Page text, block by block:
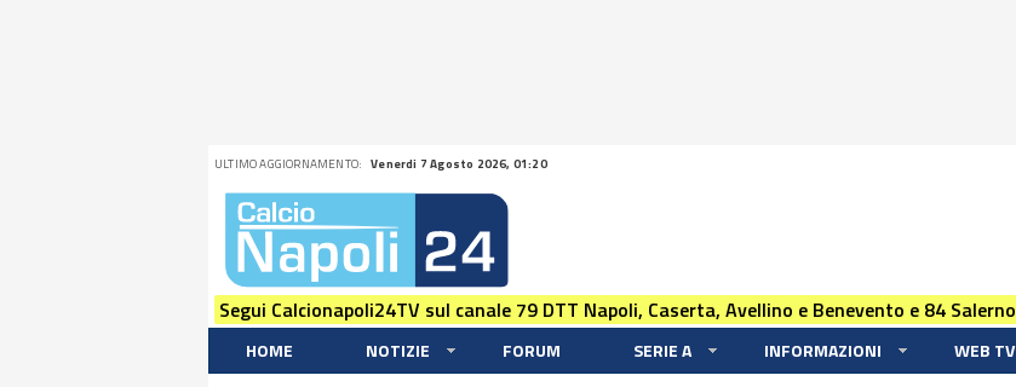
ULTIMO AGGIORNAMENTO: Venerdi 7 Agosto 2026, 01:20
Segui Calcionapoli24TV sul canale 79 DTT Napoli, Caserta, Avellino e Benevento e 84 Salerno
HOME NOTIZIE FORUM SERIE A INFORMAZIONI WEB TV